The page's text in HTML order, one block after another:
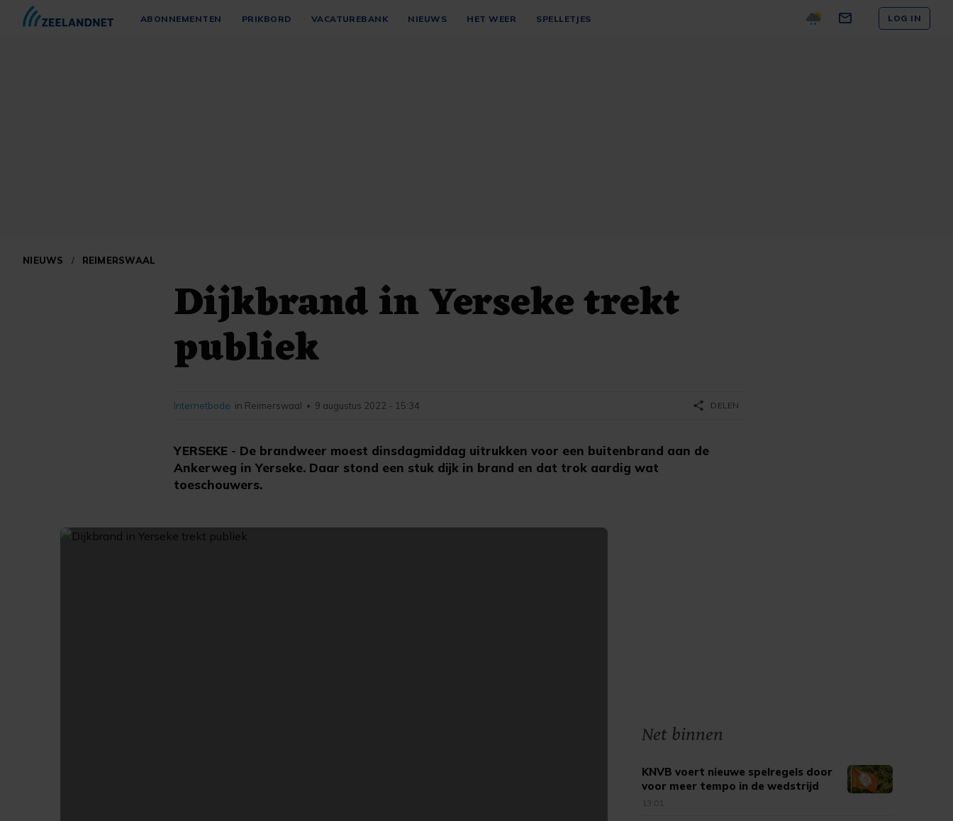
ABONNEMENTEN PRIKBORD VACATUREBANK NIEUWS HET WEER SPELLETJES LOG IN
NIEUWS / REIMERSWAAL
Dijkbrand in Yerseke trekt
publiek
YERSEKE - De brandweer moest dinsdagmiddag uitrukken voor een buitenbrand aan de
Ankerweg in Yerseke. Daar stond een stuk dijk in brand en dat trok aardig wat
toeschouwers.
Internetbode in Reimerswaal • 9 augustus 2022 - 15:34 share DELEN
Net binnen
KNVB voert nieuwe spelregels door
voor meer tempo in de wedstrijd
13:01